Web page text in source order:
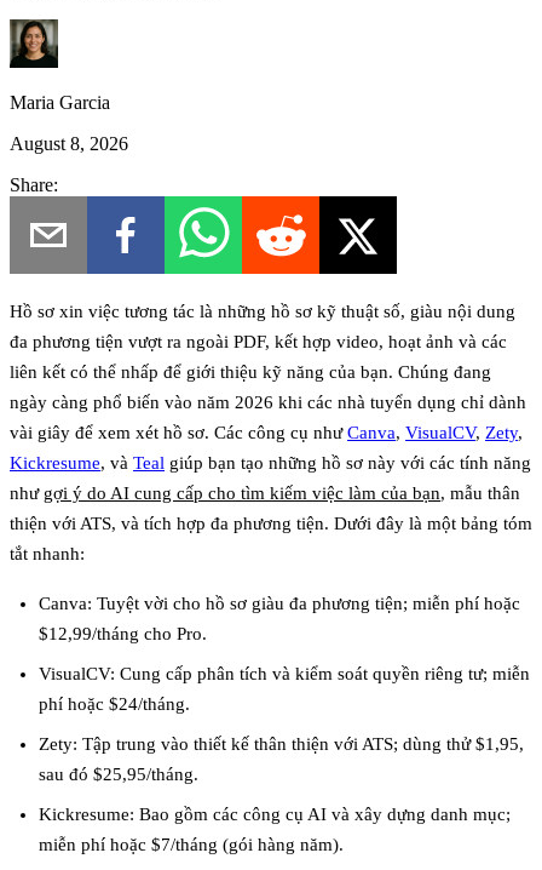
Maria Garcia
August 8, 2026
Share:
Hồ sơ xin việc tương tác là những hồ sơ kỹ thuật số, giàu nội dung
đa phương tiện vượt ra ngoài PDF, kết hợp video, hoạt ảnh và các
liên kết có thể nhấp để giới thiệu kỹ năng của bạn. Chúng đang
ngày càng phổ biến vào năm 2026 khi các nhà tuyển dụng chỉ dành
vài giây để xem xét hồ sơ. Các công cụ nhưCanva, VisualCV, Zety,
Kickresume, và Teal giúp bạn tạo những hồ sơ này với các tính năng
như gợi ý do AI cung cấp cho tìm kiếm việc làm của bạn, mẫu thân
thiện với ATS, và tích hợp đa phương tiện. Dưới đây là một bảng tóm
tắt nhanh:
Canva: Tuyệt vời cho hồ sơ giàu đa phương tiện; miễn phí hoặc
$12,99/tháng cho Pro.
VisualCV: Cung cấp phân tích và kiểm soát quyền riêng tư; miễn
phí hoặc $24/tháng.
Zety: Tập trung vào thiết kế thân thiện với ATS; dùng thử $1,95,
sau đó $25,95/tháng.
Kickresume: Bao gồm các công cụ AI và xây dựng danh mục;
miễn phí hoặc $7/tháng (gói hàng năm).